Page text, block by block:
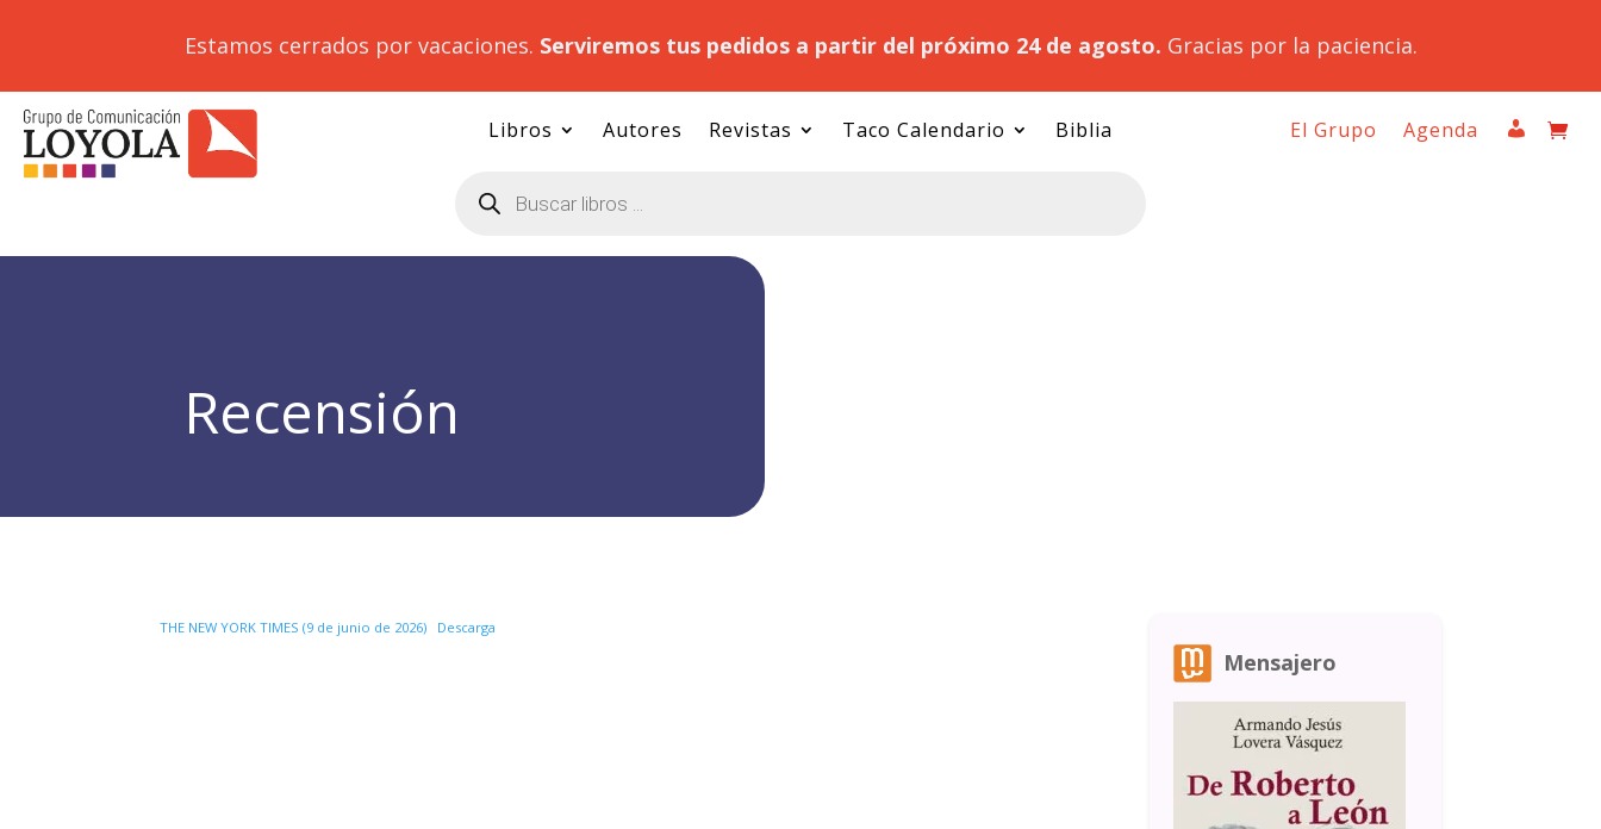
Estamos cerrados por vacaciones. Serviremos tus pedidos a partir del próximo 24 de agosto. Gracias por la paciencia.
Libros Autores Revistas Taco Calendario Biblia
productos
El Grupo Agenda
Recensión
THE NEW YORK TIMES (9 de junio de 2026) Descarga
Mensajero